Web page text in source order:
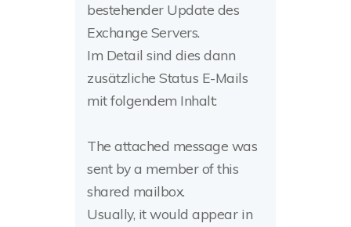
bestehender Update des
Exchange Servers.
Im Detail sind dies dann
zusätzliche Status E-Mails
mit folgendem Inhalt:
The attached message was
sent by a member of this
shared mailbox.
Usually, it would appear in